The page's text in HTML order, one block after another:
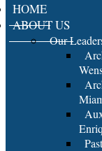
HOME
ABOUT US
Our